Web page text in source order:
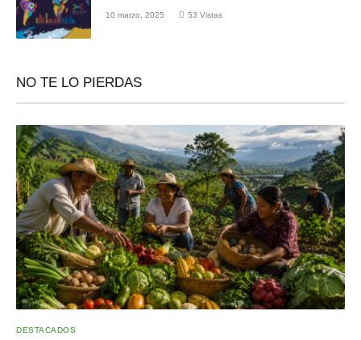
10 marzo, 2025 53 Vistas
NO TE LO PIERDAS
DESTACADOS